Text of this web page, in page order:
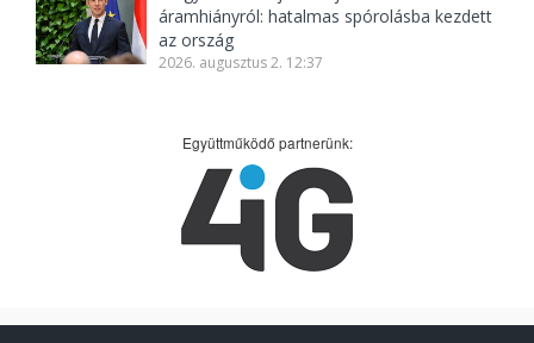
áramhiányról: hatalmas spórolásba kezdett
az ország
2026. augusztus 2. 12:37
Együttműködő partnerünk: